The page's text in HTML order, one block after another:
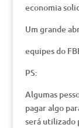
economia
Um grande
equipes do
PS:
Algumas
pagar algo
será utilizado